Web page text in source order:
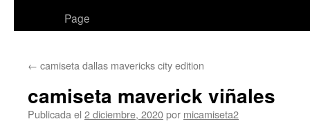
Page
← camiseta dallas mavericks city edition
camiseta maverick viñales
Publicada el 2 diciembre, 2020por micamiseta2